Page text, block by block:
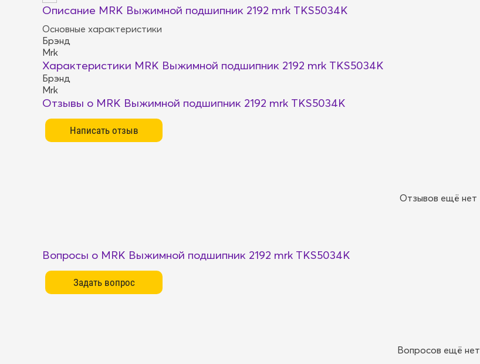
Описание MRK Выжимной подшипник 2192 mrk TKS5034K
Основные характеристики
Брэнд
Mrk
Характеристики MRK Выжимной подшипник 2192 mrk TKS5034K
Брэнд
Mrk
Отзывы о MRK Выжимной подшипник 2192 mrk TKS5034K
Отзывов ещё нет
Вопросы о MRK Выжимной подшипник 2192 mrk TKS5034K
Вопросов ещё нет